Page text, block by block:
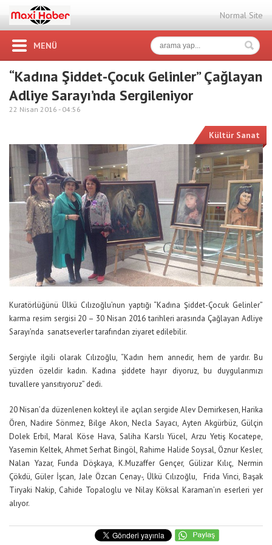
Normal Site
MENÜ
“Kadına Şiddet-Çocuk Gelinler” Çağlayan
Adliye Sarayı’nda Sergileniyor
22 Nisan 2016 - 04:56
Kültür Sanat
Kuratörlüğünü Ülkü Cılızoğlu’nun yaptığı “Kadına Şiddet-Çocuk Gelinler”
karma resim sergisi 20 – 30 Nisan 2016 tarihleri arasında Çağlayan Adliye
Sarayı’nda sanatseverler tarafından ziyaret edilebilir.
Sergiyle ilgili olarak Cılızoğlu, “Kadın hem annedir, hem de yardır. Bu
yüzden özeldir kadın. Kadına şiddete hayır diyoruz, bu duygularımızı
tuvallere yansıtıyoruz” dedi.
20 Nisan’da düzenlenen kokteyl ile açılan sergide Alev Demirkesen, Harika
Ören, Nadire Sönmez, Bilge Akon, Necla Sayacı, Ayten Akgürbüz, Gülçin
Dolek Erbil, Maral Köse Hava, Saliha Karslı Yücel, Arzu Yetiş Kocatepe,
Yasemin Keltek, Ahmet Serhat Bingöl, Rahime Halide Soysal, Öznur Kesler,
Nalan Yazar, Funda Döşkaya, K.Muzaffer Gençer, Gülizar Kılıç, Nermin
Çökdü, Güler İşcan, Jale Özcan Cenay-, Ülkü Cılızoğlu, Frida Vinci, Başak
Tiryaki Nakip, Cahide Topaloglu ve Nilay Köksal Karaman’ın eserleri yer
alıyor.